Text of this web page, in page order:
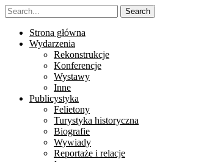
Strona główna
Wydarzenia
Rekonstrukcje
Konferencje
Wystawy
Inne
Publicystyka
Felietony
Turystyka historyczna
Biografie
Wywiady
Reportaże i relacje